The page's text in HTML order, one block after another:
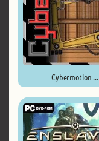
Cybermotion ...